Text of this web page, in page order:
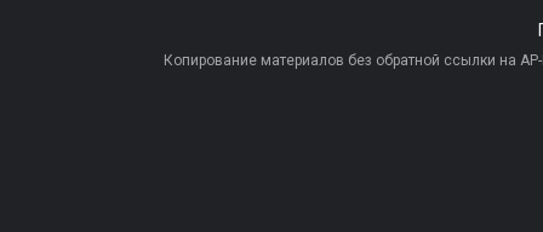
Копирование материалов без обратной ссылки на